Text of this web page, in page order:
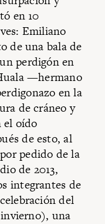
en 10
Emiliano
de una bala de
perdigón en
—hermano
en la
de cráneo y
el oído
de esto, al
pedido de la
de 2013,
integrantes de
del
una